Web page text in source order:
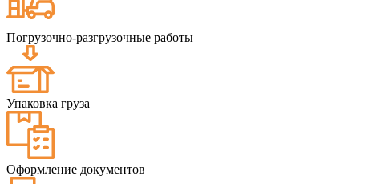
Погрузочно-разгрузочные работы
Упаковка груза
Оформление документов